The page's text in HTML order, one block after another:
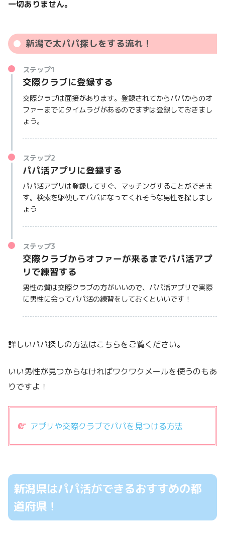
一切ありません。
新潟で太パパ探しをする流れ！
ステップ1
交際クラブに登録する
交際クラブは面接があります。登録されてからパパからのオ
ファーまでにタイムラグがあるのでまずは登録しておきまし
ょう。
ステップ2
パパ活アプリに登録する
パパ活アプリは登録してすぐ、マッチングすることができま
す。検索を駆使してパパになってくれそうな男性を探しまし
ょう
ステップ3
交際クラブからオファーが来るまでパパ活アプ
リで練習する
男性の質は交際クラブの方がいいので、パパ活アプリで実際
に男性に会ってパパ活の練習をしておくといいです！
詳しいパパ探しの方法はこちらをご覧ください。
いい男性が見つからなければワクワクメールを使うのもあ
りですよ！
アプリや交際クラブでパパを見つける方法
新潟県はパパ活ができるおすすめの都
道府県！